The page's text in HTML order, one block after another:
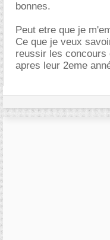
bonnes.
Peut etre que je
Ce que je veux
reussir les concours
apres leur 2eme